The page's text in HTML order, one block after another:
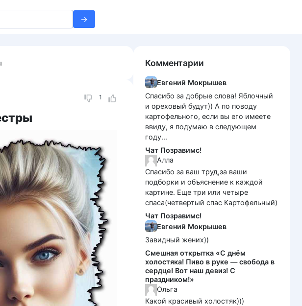
1
Комментарии
Евгений Мокрышев
Спасибо за добрые слова! Яблочный
и ореховый будут)) А по поводу
картофельного, если вы его имеете
ввиду, я подумаю в следующем
году...
Чат Позравимс!
Алла
Спасибо за ваш труд,за ваши
подборки и объяснение к каждой
картине. Еще три или четыре
спаса(четвертый спас Картофельный)
Чат Позравимс!
Евгений Мокрышев
Завидный жених))
Смешная открытка «С днём
холостяка! Пиво в руке — свобода в
сердце! Вот наш девиз! С
праздником!»
Ольга
Какой красивый холостяк)))